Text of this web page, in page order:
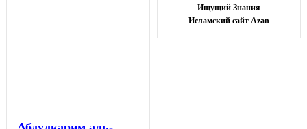
Ищущий Знания
Исламский сайт Azan